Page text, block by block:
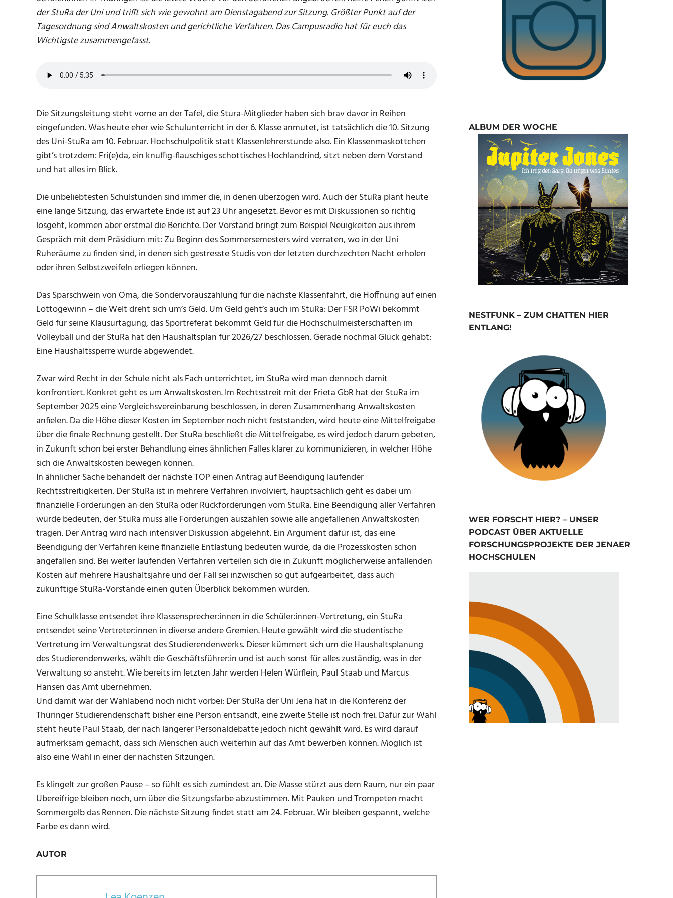
der StuRa der Uni und trifft sich wie gewohnt am Dienstagabend zur Sitzung. Größter Punkt auf der
Tagesordnung sind Anwaltskosten und gerichtliche Verfahren. Das Campusradio hat für euch das
Wichtigste zusammengefasst.
Die Sitzungsleitung steht vorne an der Tafel, die Stura-Mitglieder haben sich brav davor in Reihen
eingefunden. Was heute eher wie Schulunterricht in der 6. Klasse anmutet, ist tatsächlich die 10. Sitzung
des Uni-StuRa am 10. Februar. Hochschulpolitik statt Klassenlehrerstunde also. Ein Klassenmaskottchen
gibt’s trotzdem: Fri(e)da, ein knuffig-flauschiges schottisches Hochlandrind, sitzt neben dem Vorstand
und hat alles im Blick.
Die unbeliebtesten Schulstunden sind immer die, in denen überzogen wird. Auch der StuRa plant heute
eine lange Sitzung, das erwartete Ende ist auf 23 Uhr angesetzt. Bevor es mit Diskussionen so richtig
losgeht, kommen aber erstmal die Berichte. Der Vorstand bringt zum Beispiel Neuigkeiten aus ihrem
Gespräch mit dem Präsidium mit: Zu Beginn des Sommersemesters wird verraten, wo in der Uni
Ruheräume zu finden sind, in denen sich gestresste Studis von der letzten durchzechten Nacht erholen
oder ihren Selbstzweifeln erliegen können.
Das Sparschwein von Oma, die Sondervorauszahlung für die nächste Klassenfahrt, die Hoffnung auf einen
Lottogewinn – die Welt dreht sich um’s Geld. Um Geld geht’s auch im StuRa: Der FSR PoWi bekommt
Geld für seine Klausurtagung, das Sportreferat bekommt Geld für die Hochschulmeisterschaften im
Volleyball und der StuRa hat den Haushaltsplan für 2026/27 beschlossen. Gerade nochmal Glück gehabt:
Eine Haushaltssperre wurde abgewendet.
Zwar wird Recht in der Schule nicht als Fach unterrichtet, im StuRa wird man dennoch damit
konfrontiert. Konkret geht es um Anwaltskosten. Im Rechtsstreit mit der Frieta GbR hat der StuRa im
September 2025 eine Vergleichsvereinbarung beschlossen, in deren Zusammenhang Anwaltskosten
anfielen. Da die Höhe dieser Kosten im September noch nicht feststanden, wird heute eine Mittelfreigabe
über die finale Rechnung gestellt. Der StuRa beschließt die Mittelfreigabe, es wird jedoch darum gebeten,
in Zukunft schon bei erster Behandlung eines ähnlichen Falles klarer zu kommunizieren, in welcher Höhe
sich die Anwaltskosten bewegen können.
In ähnlicher Sache behandelt der nächste TOP einen Antrag auf Beendigung laufender
Rechtsstreitigkeiten. Der StuRa ist in mehrere Verfahren involviert, hauptsächlich geht es dabei um
finanzielle Forderungen an den StuRa oder Rückforderungen vom StuRa. Eine Beendigung aller Verfahren
würde bedeuten, der StuRa muss alle Forderungen auszahlen sowie alle angefallenen Anwaltskosten
tragen. Der Antrag wird nach intensiver Diskussion abgelehnt. Ein Argument dafür ist, das eine
Beendigung der Verfahren keine finanzielle Entlastung bedeuten würde, da die Prozesskosten schon
angefallen sind. Bei weiter laufenden Verfahren verteilen sich die in Zukunft möglicherweise anfallenden
Kosten auf mehrere Haushaltsjahre und der Fall sei inzwischen so gut aufgearbeitet, dass auch
zukünftige StuRa-Vorstände einen guten Überblick bekommen würden.
Eine Schulklasse entsendet ihre Klassensprecher:innen in die Schüler:innen-Vertretung, ein StuRa
entsendet seine Vertreter:innen in diverse andere Gremien. Heute gewählt wird die studentische
Vertretung im Verwaltungsrat des Studierendenwerks. Dieser kümmert sich um die Haushaltsplanung
des Studierendenwerks, wählt die Geschäftsführer:in und ist auch sonst für alles zuständig, was in der
Verwaltung so ansteht. Wie bereits im letzten Jahr werden Helen Würflein, Paul Staab und Marcus
Hansen das Amt übernehmen.
Und damit war der Wahlabend noch nicht vorbei: Der StuRa der Uni Jena hat in die Konferenz der
Thüringer Studierendenschaft bisher eine Person entsandt, eine zweite Stelle ist noch frei. Dafür zur Wahl
steht heute Paul Staab, der nach längerer Personaldebatte jedoch nicht gewählt wird. Es wird darauf
aufmerksam gemacht, dass sich Menschen auch weiterhin auf das Amt bewerben können. Möglich ist
also eine Wahl in einer der nächsten Sitzungen.
Es klingelt zur großen Pause – so fühlt es sich zumindest an. Die Masse stürzt aus dem Raum, nur ein paar
Übereifrige bleiben noch, um über die Sitzungsfarbe abzustimmen. Mit Pauken und Trompeten macht
Sommergelb das Rennen. Die nächste Sitzung findet statt am 24. Februar. Wir bleiben gespannt, welche
Farbe es dann wird.
AUTOR
ALBUM DER WOCHE
NESTFUNK – ZUM CHATTEN HIER
ENTLANG!
WER FORSCHT HIER? – UNSER
PODCAST ÜBER AKTUELLE
FORSCHUNGSPROJEKTE DER JENAER
HOCHSCHULEN